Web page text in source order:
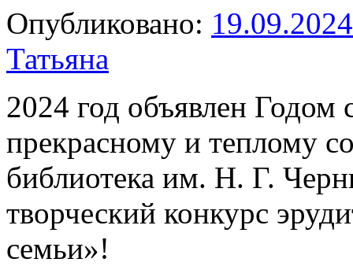
Опубликовано: 19.09.2024
Татьяна
2024 год объявлен Годом
прекрасному и теплому
библиотека им. Н. Г.
творческий конкурс
семьи»!